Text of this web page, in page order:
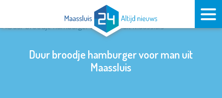
Duur broodje hamburger voor man uit
Maassluis